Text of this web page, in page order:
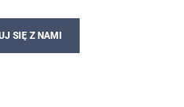
SIĘ Z NAMI